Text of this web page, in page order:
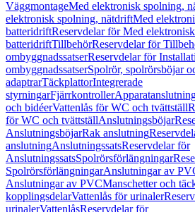
VäggmontageMed elektronisk spolning,
elektronisk spolning, nätdriftMed
batteridriftReservdelar för Med
batteridriftTillbehörReservdelar för
ombyggnadssatserReservdelar för
ombyggnadssatserSpolrör, spolrörsböjar
adaptrarTäckplattorIntegrerade
styrningarFjärrkontroller
och bidéerVattenlås för WC och tvättställ
för WC och tvättställAnslutningsböjar
AnslutningsböjarRak anslutning
anslutningAnslutningssatsReservdelar för
AnslutningssatsSpolrörsförlängningar
SpolrörsförlängningarAnslutningar av
Anslutningar av PVCManschetter och
kopplingsdelarVattenlås för urinaler
urinalerVattenlåsReservdelar för